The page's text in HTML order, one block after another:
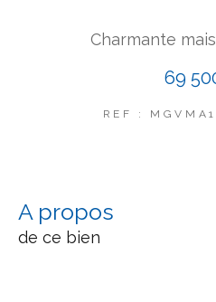
Charmante
69
REF :
a propos
de ce bien